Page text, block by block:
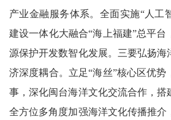
产业金融服务体系。全面实施“人工
建设一体化大融合“海上福建”总平台
源保护开发数智化发展。三要弘扬海
济深度耦合。立足“海丝”核心区优势
事，深化闽台海洋文化交流合作，搭
全方位多角度加强海洋文化传播推介